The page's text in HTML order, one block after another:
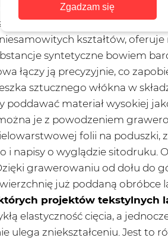
użyciu wiązki laserowej
działaniu
kształtów,
syntetyczne bowiem
łączy ją precyzyjnie, co
sztucznego włókna w
poddawać materiał wysokiej
je z powodzeniem
folii na
i napisy o wyglądzie sitodruku.
grawerowaniu od dołu do
już poddaną obróbce
projektów tekstylnych
elastyczność cięcia, a
ulega zniekształceniu. Jest to
Zgadzam się